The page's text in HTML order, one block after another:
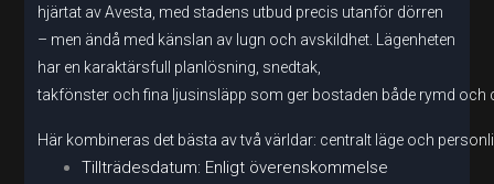
hjärtat av Avesta, med stadens utbud precis utanför dörren
– men ändå med känslan av lugn och avskildhet. Lägenheten
har en karaktärsfull planlösning, snedtak,
takfönster och fina ljusinsläpp som ger bostaden både rymd och
Här kombineras det bästa av två världar: centralt läge och
Tillträdesdatum: Enligt överenskommelse